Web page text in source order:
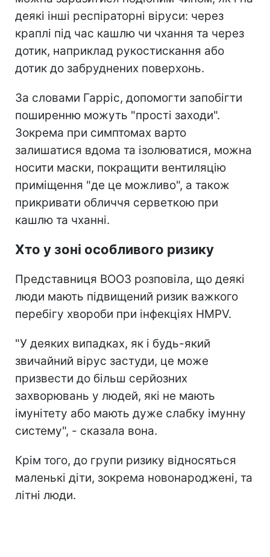
деякі інші респіраторні віруси: через
краплі під час кашлю чи чхання та через
дотик, наприклад рукостискання або
дотик до забруднених поверхонь.
За словами Гарріс, допомогти запобігти
поширенню можуть "прості заходи".
Зокрема при симптомах варто
залишатися вдома та ізолюватися, можна
носити маски, покращити вентиляцію
приміщення "де це можливо", а також
прикривати обличчя серветкою при
кашлю та чханні.
Хто у зоні особливого ризику
Представниця ВООЗ розповіла, що деякі
люди мають підвищений ризик важкого
перебігу хвороби при інфекціях HMPV.
"У деяких випадках, як і будь-який
звичайний вірус застуди, це може
призвести до більш серйозних
захворювань у людей, які не мають
імунітету або мають дуже слабку імунну
систему", - сказала вона.
Крім того, до групи ризику відносяться
маленькі діти, зокрема новонароджені, та
літні люди.